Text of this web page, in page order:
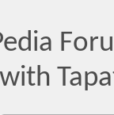
with